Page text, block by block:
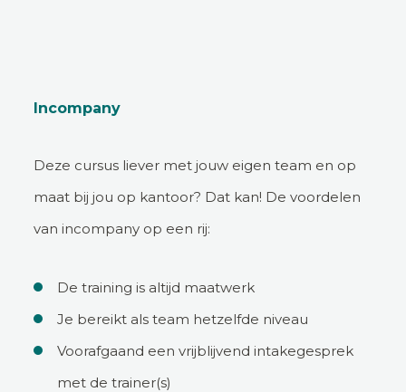
Incompany
Deze cursus liever met jouw eigen team en op
maat bij jou op kantoor? Dat kan! De voordelen
van incompany op een rij:
De training is altijd maatwerk
Je bereikt als team hetzelfde niveau
Voorafgaand een vrijblijvend intakegesprek
met de trainer(s)